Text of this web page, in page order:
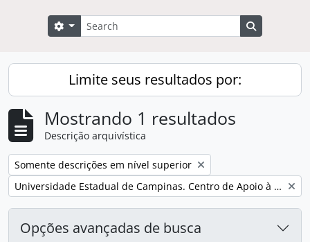
Buscar
Opções de busca
Limite seus resultados por:
Mostrando 1 resultados
Descrição arquivística
Remover filtro:
Somente descrições em nível superior
Remover filtro:
Universidade Estadual de Campinas. Centro de Apoio à Tecnologia de Ensino em Engenharia
Opções avançadas de busca